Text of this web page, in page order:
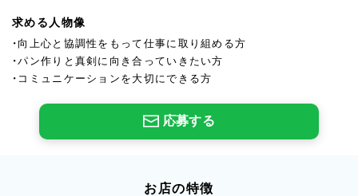
求める人物像
・向上心と協調性をもって仕事に取り組める方
・パン作りと真剣に向き合っていきたい方
・コミュニケーションを大切にできる方
応募する
お店の特徴